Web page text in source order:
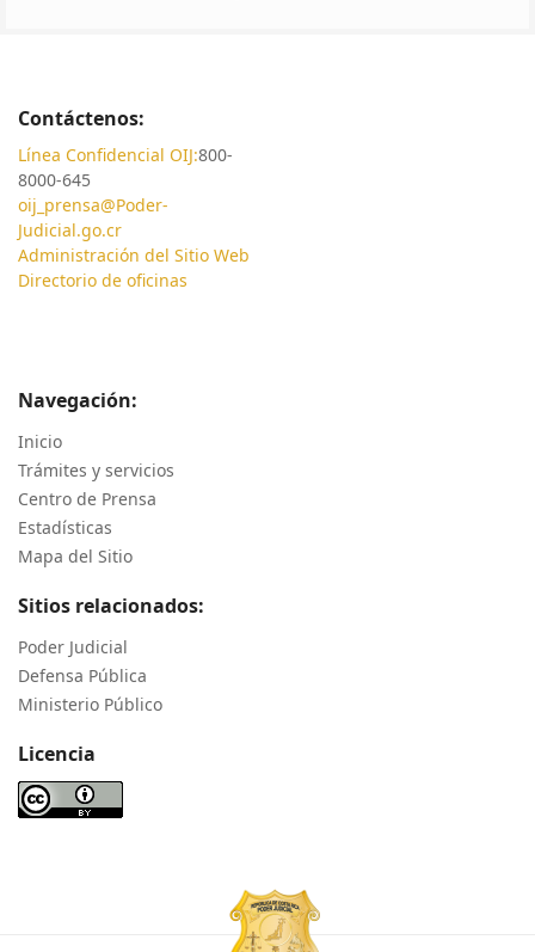
Contáctenos:
Línea Confidencial OIJ:800-
8000-645
oij_prensa@Poder-
Judicial.go.cr
Administración del Sitio Web
Directorio de oficinas
Navegación:
Inicio
Trámites y servicios
Centro de Prensa
Estadísticas
Mapa del Sitio
Sitios relacionados:
Poder Judicial
Defensa Pública
Ministerio Público
Licencia